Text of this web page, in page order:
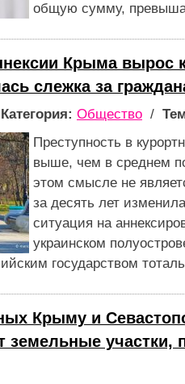
общую сумму,
Крыма вырос
слежка за
Категория: Общество /
Преступность в
выше, чем в среднем
этом смысле не
за десять лет
ситуация на
украинском
государством
Крыму и
земельные участки,